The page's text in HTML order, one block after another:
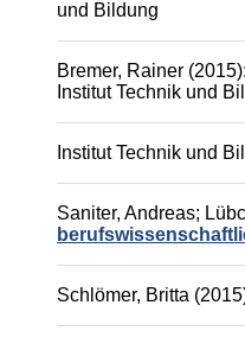
und Bildung
Bremer, Rainer (2015):
Institut Technik und
Institut Technik und
Saniter, Andreas;
Schlömer, Britta